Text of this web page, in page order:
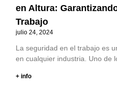
en Altura:
Trabajo
julio 24, 2024
La seguridad en el trabajo es
en cualquier industria. Uno de
+ info